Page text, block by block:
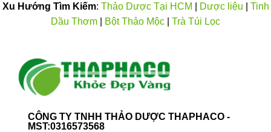
nhiều
biến
tùy
chọn
có
được
chọn
Xu Hướng Tìm Kiếm: Thảo Dược Tại HCM Dược liệu
Tinh
Dầu Thơm
Bột Thảo Mộc Trà Túi Lọc
CÔNG TY TNHH THẢO DƯỢC THAPHACO -
MST:0316573568